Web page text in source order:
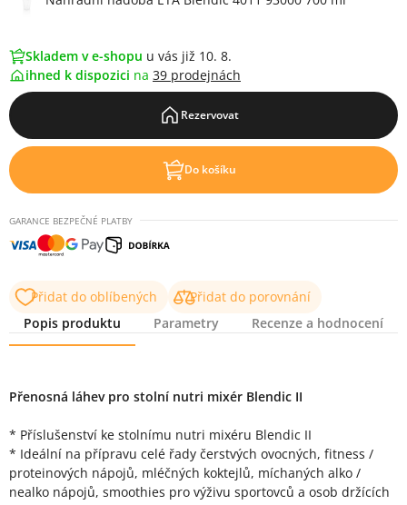
Skladem v e-shopu u vás již 10. 8.
ihned k dispozici na 39 prodejnách
Rezervovat
Do košíku
GARANCE BEZPEČNÉ PLATBY
Přidat do oblíbených
Přidat do porovnání
Popis produktu
Parametry Recenze a hodnocení
Přenosná láhev pro stolní nutri mixér Blendic II
* Příslušenství ke stolnímu nutri mixéru Blendic II
* Ideální na přípravu celé řady čerstvých ovocných, fitness /
proteinových nápojů, mléčných koktejlů, míchaných alko /
nealko nápojů, smoothies pro výživu sportovců a osob držících